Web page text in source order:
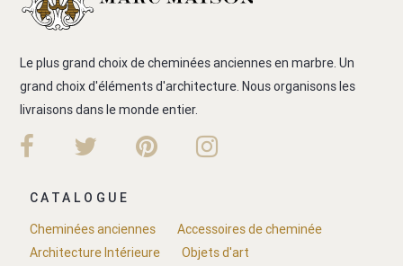
Le plus grand choix de cheminées anciennes en marbre. Un
grand choix d'éléments d'architecture. Nous organisons les
livraisons dans le monde entier.
CATALOGUE
Cheminées anciennes
Accessoires de cheminée
Architecture Intérieure
Objets d'art